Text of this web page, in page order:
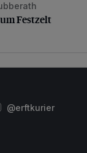
Festzelt
Festzelt
@erftkurier